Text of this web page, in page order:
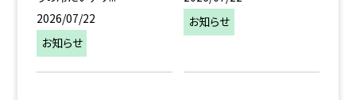
2026/07/22
お知らせ
お知らせ